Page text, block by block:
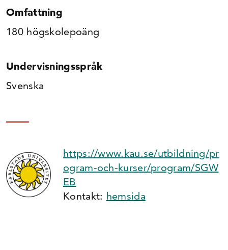
Omfattning
180 högskolepoäng
Undervisningsspråk
Svenska
https://www.kau.se/utbildning/pr
ogram-och-kurser/program/SGW
EB
Kontakt: hemsida